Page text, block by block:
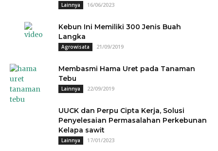
Lainnya 16/06/2023
Kebun Ini Memiliki 300 Jenis Buah
Langka
Agrowisata 21/09/2019
Membasmi Hama Uret pada Tanaman
Tebu
Lainnya 22/09/2019
UUCK dan Perpu Cipta Kerja, Solusi
Penyelesaian Permasalahan Perkebunan
Kelapa sawit
Lainnya 17/01/2023